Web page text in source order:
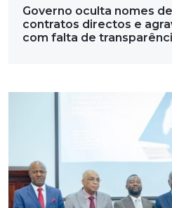
Governo oculta nomes
contratos directos e
com falta de